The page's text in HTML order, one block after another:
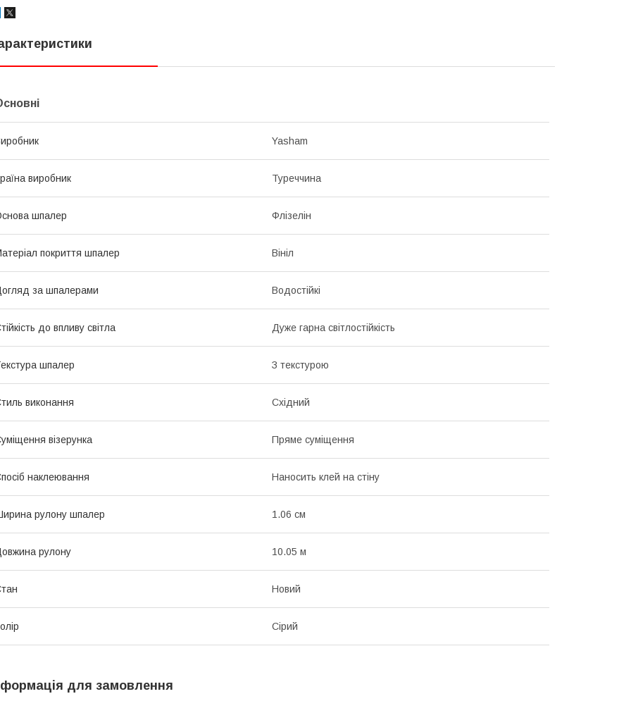
Yasham
виробник Туреччина
шпалер Флізелін
покриття шпалер Вініл
за шпалерами Водостійкі
до впливу світла Дуже гарна світлостійкість
шпалер З текстурою
виконання Східний
візерунка Пряме суміщення
наклеювання Наносить клей на стіну
рулону шпалер 1.06 см
рулону 10.05 м
Новий
Сірий
для замовлення